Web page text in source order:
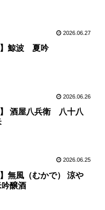
2026.06.27
】鯨波 夏吟
2026.06.26
】 酒屋八兵衛 八十八
2026.06.25
無風（むかで） 涼や
醸酒